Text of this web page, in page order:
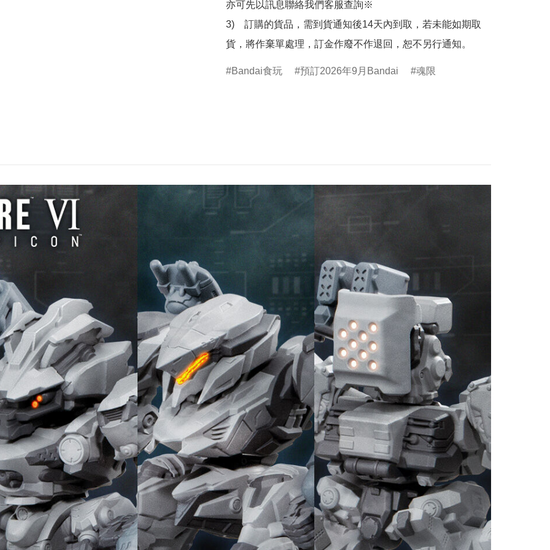
亦可先以訊息聯絡我們客服查詢※
3)　訂購的貨品，需到貨通知後14天內到取，若未能如期取
貨，將作棄單處理，訂金作廢不作退回，恕不另行通知。
Bandai食玩 預訂2026年9月Bandai 魂限